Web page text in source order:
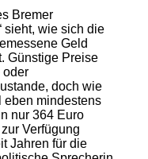
Bremer
sieht, wie sich die
Geld
Günstige Preise
oder
doch wie
eben mindestens
nur 364 Euro
Verfügung
Jahren für die